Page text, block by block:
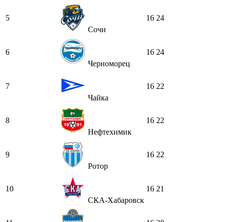
5
Сочи
16 24
6
Черноморец
16 24
7
Чайка
16 22
8
Нефтехимик
16 22
9
Ротор
16 22
10
СКА-Хабаровск
16 21